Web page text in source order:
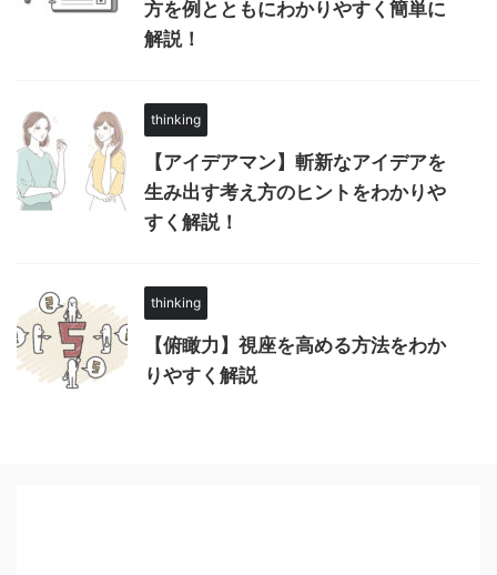
方を例とともにわかりやすく簡単に
解説！
thinking
【アイデアマン】斬新なアイデアを
生み出す考え方のヒントをわかりや
すく解説！
thinking
【俯瞰力】視座を高める方法をわか
りやすく解説